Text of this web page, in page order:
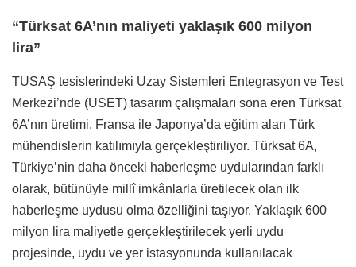
“Türksat 6A’nın maliyeti yaklaşık 600 milyon
lira”
TUSAŞ tesislerindeki Uzay Sistemleri Entegrasyon ve Test
Merkezi’nde (USET) tasarım çalışmaları sona eren Türksat
6A’nın üretimi, Fransa ile Japonya’da eğitim alan Türk
mühendislerin katılımıyla gerçekleştiriliyor. Türksat 6A,
Türkiye’nin daha önceki haberleşme uydularından farklı
olarak, bütünüyle millî imkânlarla üretilecek olan ilk
haberleşme uydusu olma özelliğini taşıyor. Yaklaşık 600
milyon lira maliyetle gerçekleştirilecek yerli uydu
projesinde, uydu ve yer istasyonunda kullanılacak